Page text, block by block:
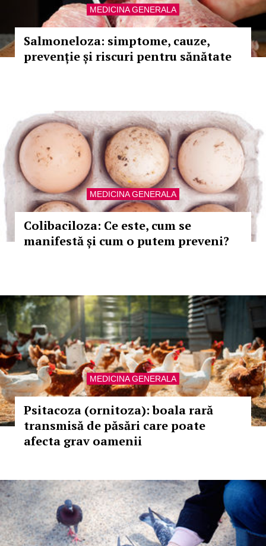
MEDICINA GENERALA
Salmoneloza: simptome, cauze,
prevenție și riscuri pentru sănătate
MEDICINA GENERALA
Colibaciloza: Ce este, cum se
manifestă și cum o putem preveni?
MEDICINA GENERALA
Psitacoza (ornitoza): boala rară
transmisă de păsări care poate
afecta grav oamenii